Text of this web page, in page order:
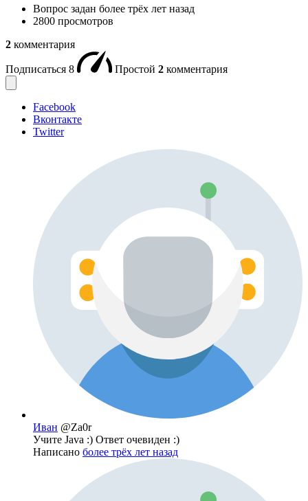
Вопрос задан более трёх лет назад
2800 просмотров
2 комментария
Подписаться 8 Простой 2 комментария
Facebook
Вконтакте
Twitter
Иван @Za0r
Учите Java :) Ответ очевиден :)
Написано более трёх лет назад